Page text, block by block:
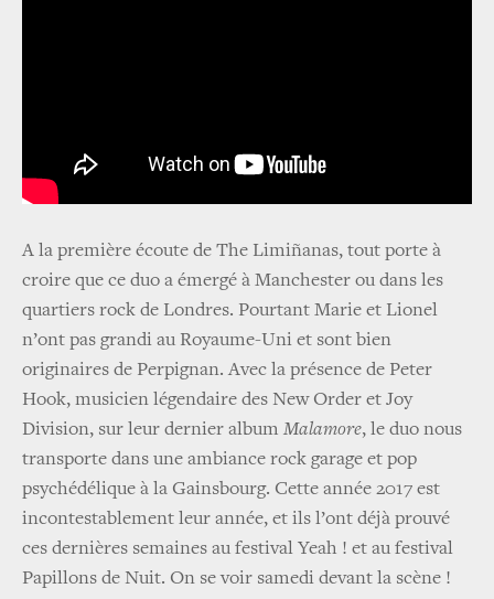
A la première écoute de The Limiñanas, tout porte à
croire que ce duo a émergé à Manchester ou dans les
quartiers rock de Londres. Pourtant Marie et Lionel
n’ont pas grandi au Royaume-Uni et sont bien
originaires de Perpignan. Avec la présence de Peter
Hook, musicien légendaire des New Order et Joy
Division, sur leur dernier album Malamore, le duo nous
transporte dans une ambiance rock garage et pop
psychédélique à la Gainsbourg. Cette année 2017 est
incontestablement leur année, et ils l’ont déjà prouvé
ces dernières semaines au festival Yeah ! et au festival
Papillons de Nuit. On se voir samedi devant la scène !